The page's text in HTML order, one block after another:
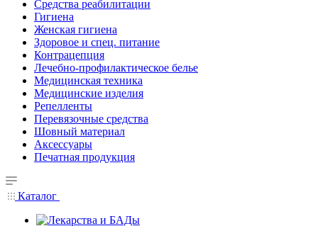
Средства реабилитации
Гигиена
Женская гигиена
Здоровое и спец. питание
Контрацепция
Лечебно-профилактическое белье
Медицинская техника
Медицинские изделия
Репелленты
Перевязочные средства
Шовный материал
Аксессуары
Печатная продукция
Каталог